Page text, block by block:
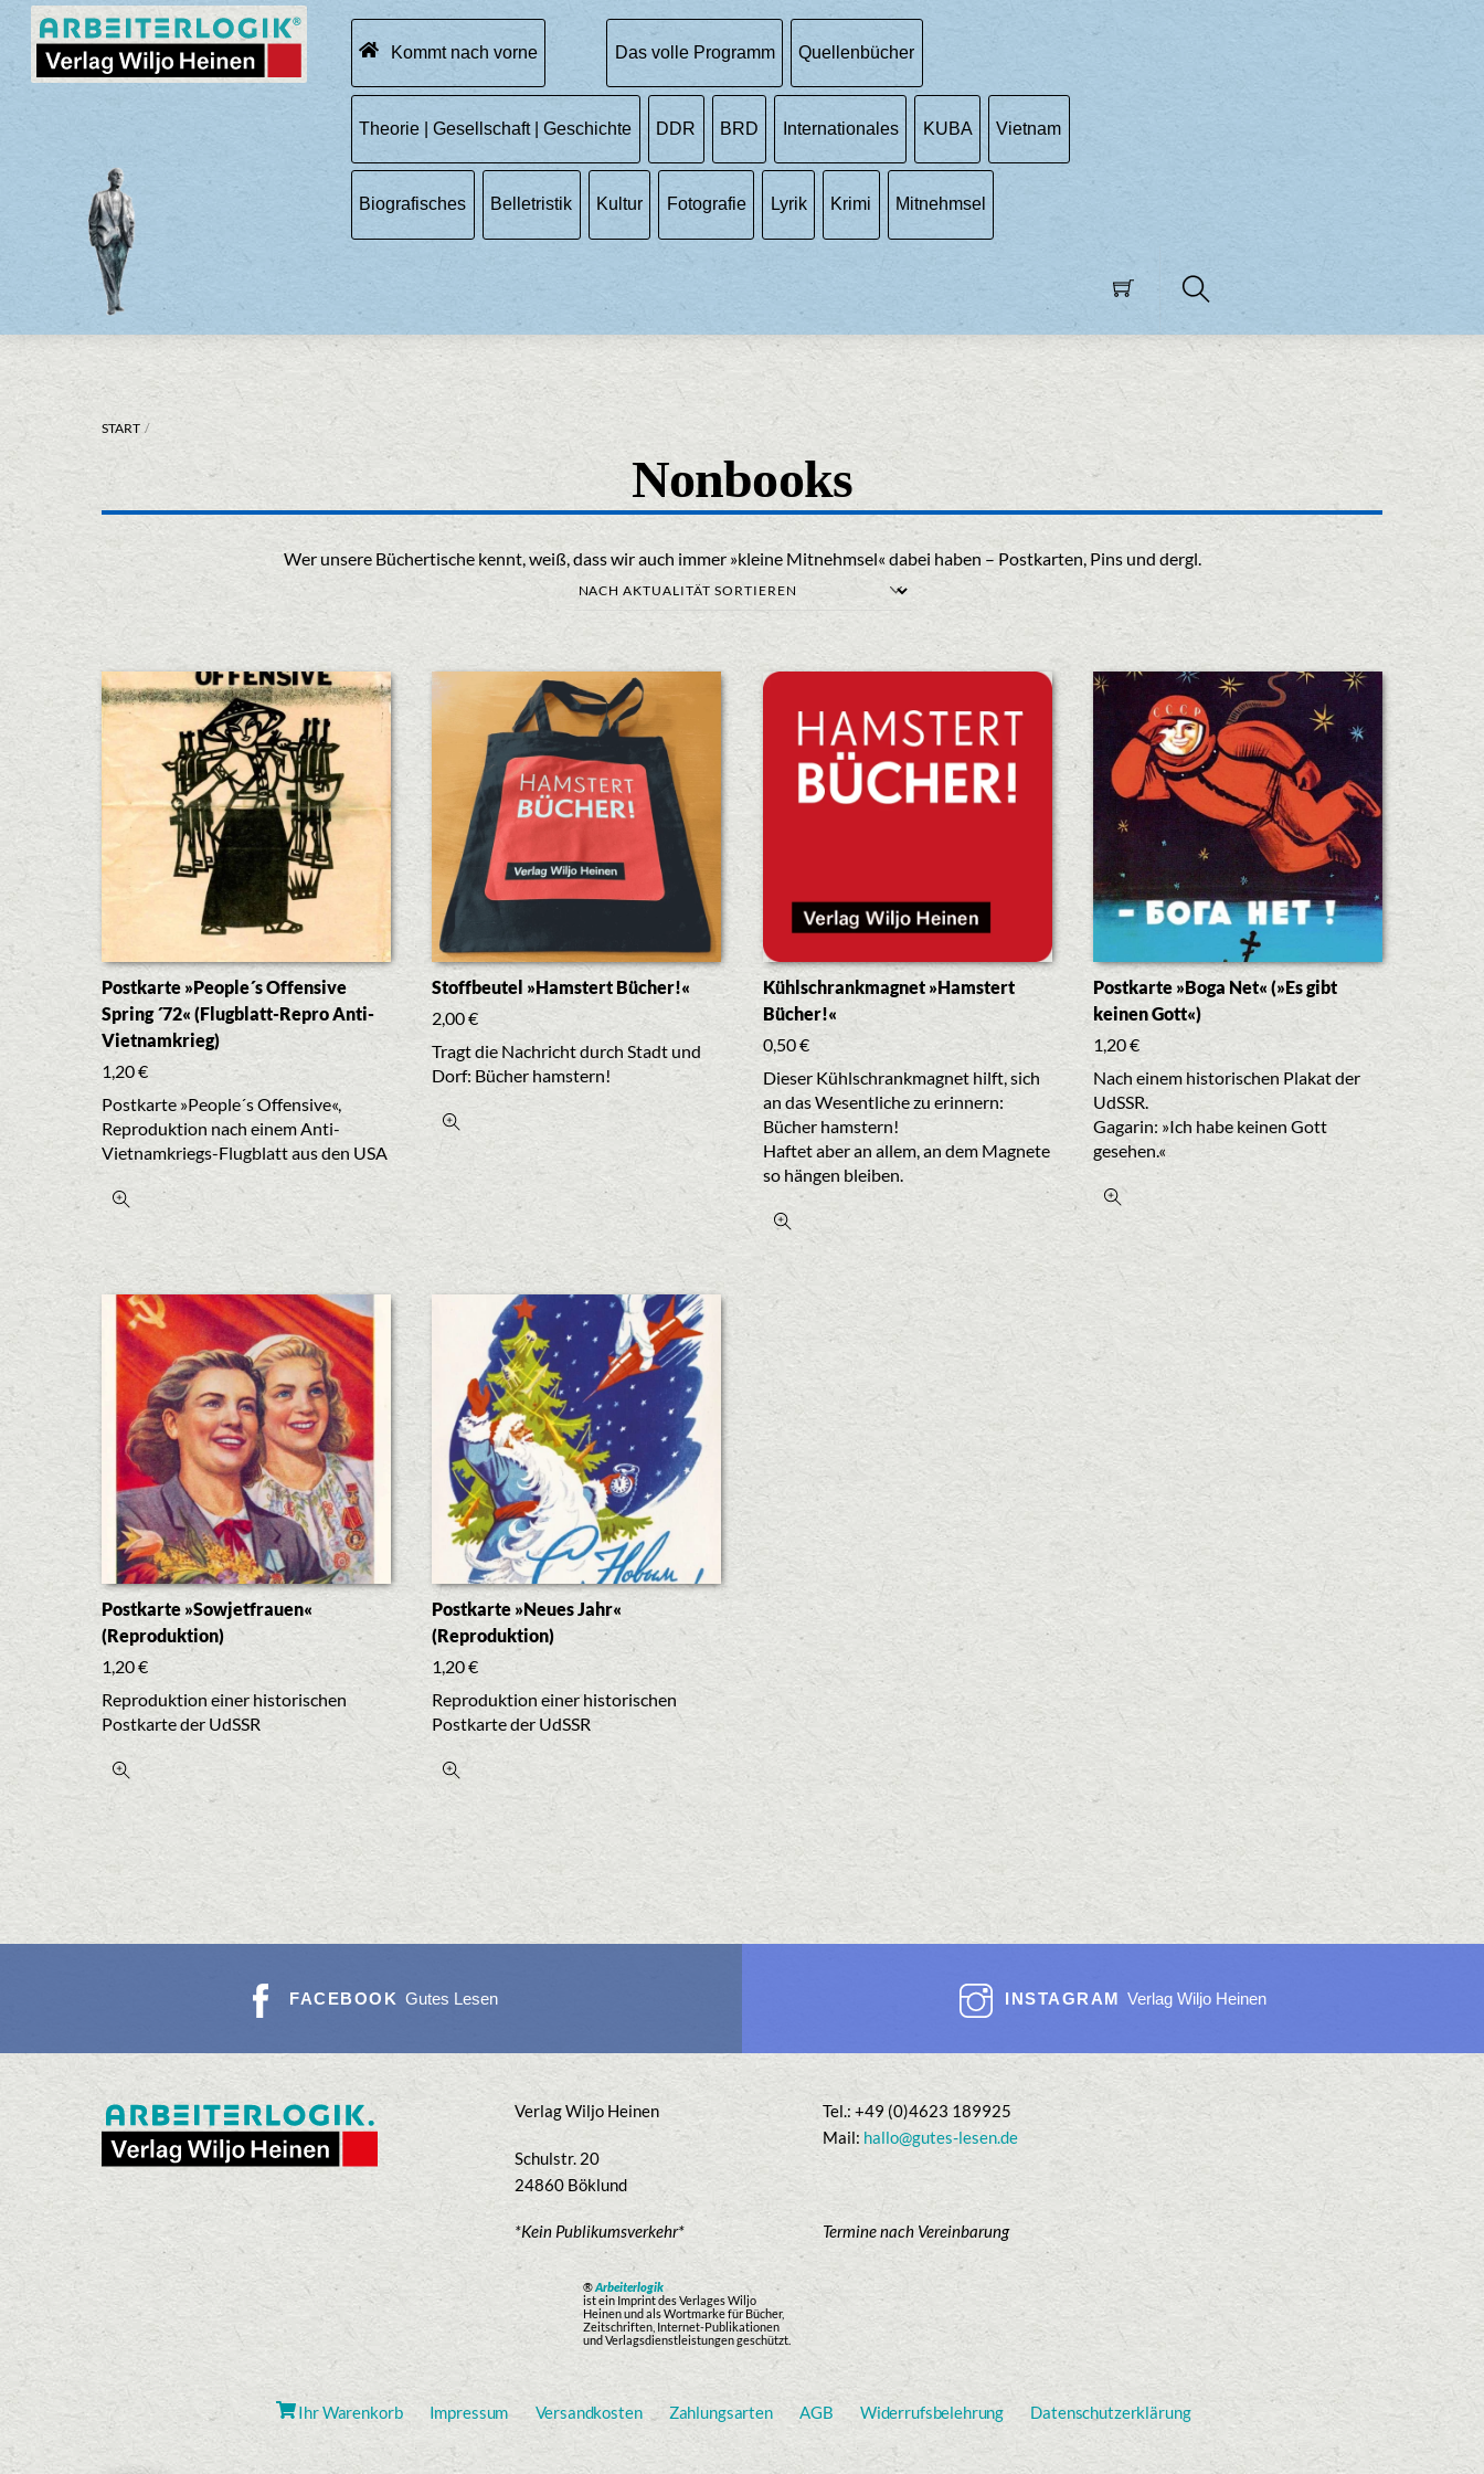
content
Menu
Search
Kommt nach vorne Das volle Programm Quellenbücher
Theorie | Gesellschaft | Geschichte DDR BRD Internationales KUBA Vietnam
Biografisches Belletristik Kultur Fotografie Lyrik Krimi Mitnehmsel
START
Nonbooks
Wer unsere Büchertische kennt, weiß, dass wir auch immer »kleine Mitnehmsel« dabei haben – Postkarten, Pins und dergl.
Postkarte »People´s Offensive
Spring ´72« (Flugblatt-Repro Anti-
Vietnamkrieg)
1,20€
Postkarte »People´s Offensive«,
Reproduktion nach einem Anti-
Vietnamkriegs-Flugblatt aus den USA
Stoffbeutel »Hamstert Bücher!«
2,00€
Tragt die Nachricht durch Stadt und
Dorf: Bücher hamstern!
Kühlschrankmagnet »Hamstert
Bücher!«
0,50€
Dieser Kühlschrankmagnet hilft, sich
an das Wesentliche zu erinnern:
Bücher hamstern!
Haftet aber an allem, an dem Magnete
so hängen bleiben.
Postkarte »Boga Net« (»Es gibt
keinen Gott«)
1,20€
Nach einem historischen Plakat der
UdSSR.
Gagarin: »Ich habe keinen Gott
gesehen.«
Postkarte »Sowjetfrauen«
(Reproduktion)
1,20€
Reproduktion einer historischen
Postkarte der UdSSR
Postkarte »Neues Jahr«
(Reproduktion)
1,20€
Reproduktion einer historischen
Postkarte der UdSSR
FACEBOOK Gutes Lesen INSTAGRAM Verlag Wiljo Heinen
Verlag Wiljo Heinen
Schulstr. 20
24860 Böklund
*Kein Publikumsverkehr*
Tel.: +49 (0)4623 189925
Mail: hallo@gutes-lesen.de
Termine nach Vereinbarung
®Arbeiterlogik
ist ein Imprint des Verlages Wiljo
Heinen und als Wortmarke für Bücher,
Zeitschriften, Internet-Publikationen
und Verlagsdienstleistungen geschützt.
Ihr Warenkorb Impressum Versandkosten Zahlungsarten AGB Widerrufsbelehrung Datenschutzerklärung